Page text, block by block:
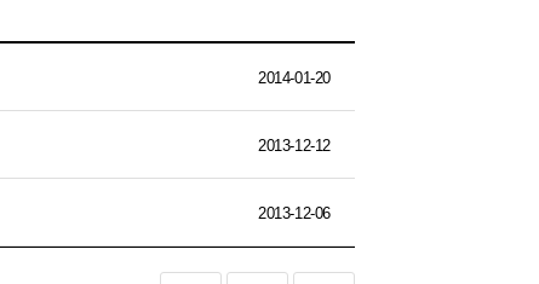
2014-01-20
2013-12-12
2013-12-06